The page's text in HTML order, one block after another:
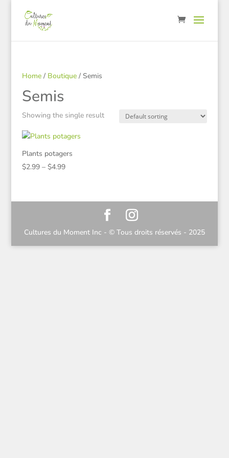
Home/ Boutique/ Semis
Semis
Showing the single result
Plants potagers
$2.99 – $4.99Price
through
Cultures du Moment Inc - © Tous droits réservés - 2025